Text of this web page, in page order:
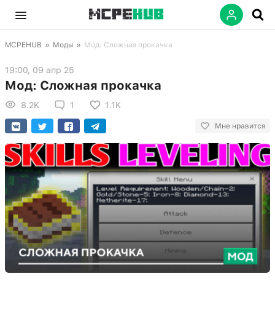
MCPEHUB » Моды » Мод: Сложная прокачка
19:00, 09 апр 25
Мод: Сложная прокачка
8.2K 1 1.1K
Мне нравится